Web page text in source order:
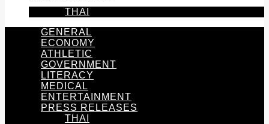
THAI
GENERAL
ECONOMY
ATHLETIC
GOVERNMENT
LITERACY
MEDICAL
ENTERTAINMENT
PRESS RELEASES
THAI